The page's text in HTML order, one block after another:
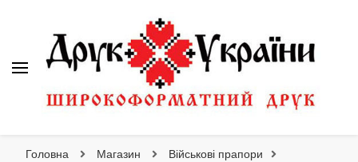
Головна Магазин Військові прапори